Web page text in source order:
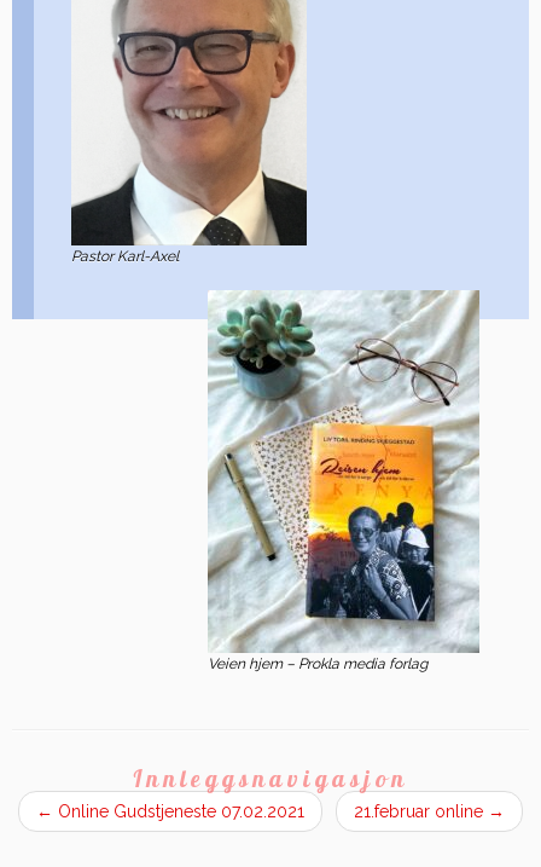
Pastor Karl-Axel
Veien hjem – Prokla media forlag
Innleggsnavigasjon
← Online Gudstjeneste 07.02.2021 21.februar online →